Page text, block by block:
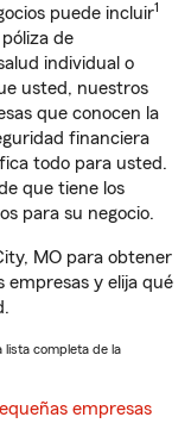
puede incluir1
de
individual o
usted, nuestros
que conocen la
financiera
todo para usted.
que tiene los
para su negocio.
MO para obtener
empresas y elija qué
lista completa de la
empresas